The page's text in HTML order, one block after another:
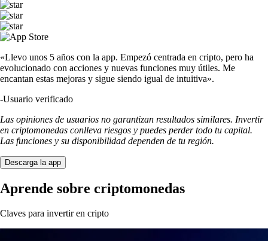
«Llevo unos 5 años con la app. Empezó centrada en cripto, pero ha
evolucionado con acciones y nuevas funciones muy útiles. Me
encantan estas mejoras y sigue siendo igual de intuitiva».
-Usuario verificado
Las opiniones de usuarios no garantizan resultados similares. Invertir
en criptomonedas conlleva riesgos y puedes perder todo tu capital.
Las funciones y su disponibilidad dependen de tu región.
Descarga la app
Aprende sobre criptomonedas
Claves para invertir en cripto